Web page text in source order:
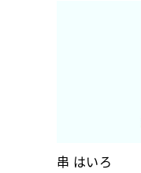
串 はいろ